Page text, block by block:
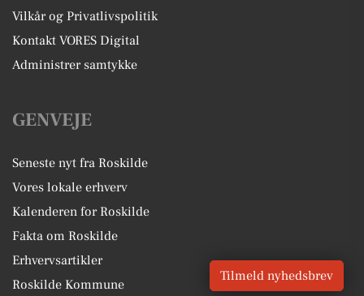
Vilkår og Privatlivspolitik
Kontakt VORES Digital
Administrer samtykke
GENVEJE
Seneste nyt fra Roskilde
Vores lokale erhverv
Kalenderen for Roskilde
Fakta om Roskilde
Erhvervsartikler
Roskilde Kommune
Tilmeld nyhedsbrev